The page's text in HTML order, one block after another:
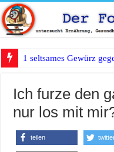
1 seltsames Gewürz
Ich furze den
nur los mit
teilen